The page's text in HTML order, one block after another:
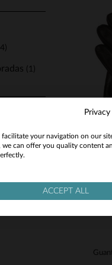
(4)
(1)
facilitate your navigation on our
we can offer you quality content
ACCEPT ALL